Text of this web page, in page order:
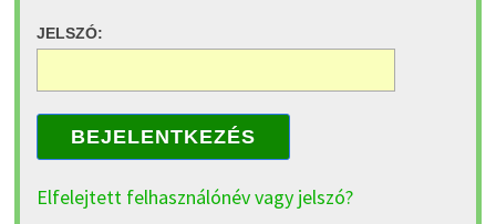
JELSZÓ:
BEJELENTKEZÉS
Elfelejtett felhasználónév vagy jelszó?